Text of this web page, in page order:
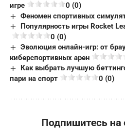
игре
0 (0)
Феномен спортивных
Популярность игры Rocket
0 (0)
Эволюция онлайн-игр: от
киберспортивных арен
Как выбрать лучшую
пари на спорт
0 (0)
Подпишитесь